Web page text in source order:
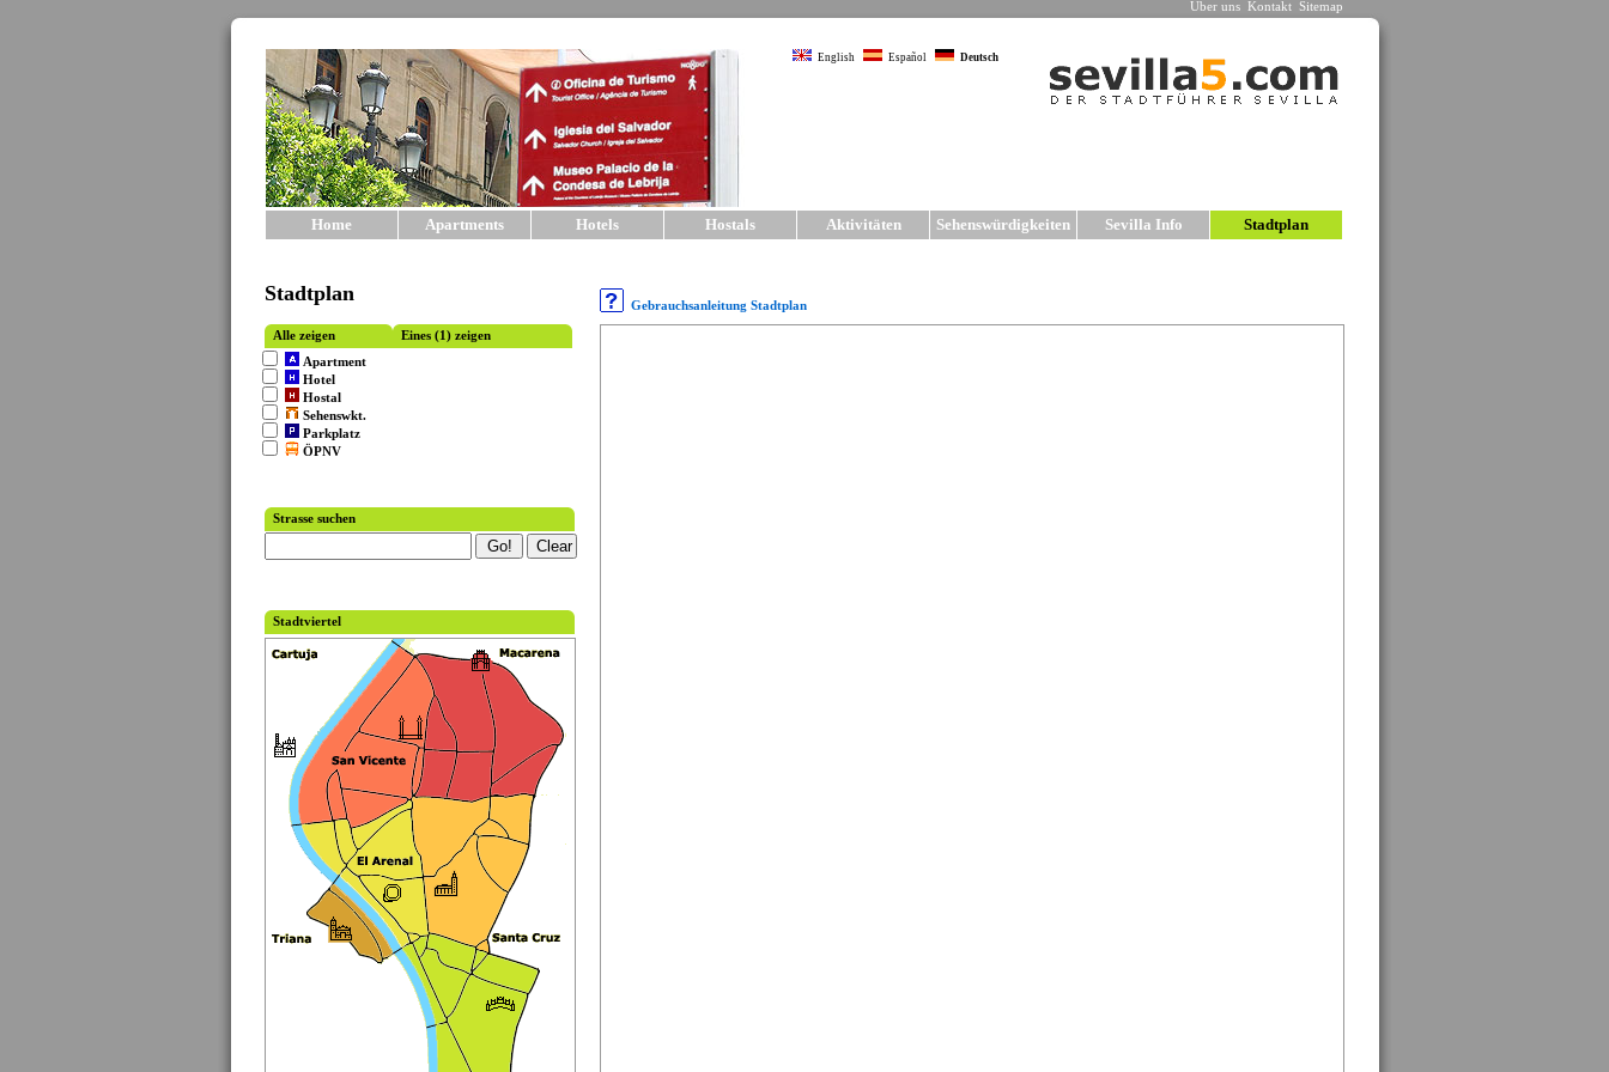
Über uns Kontakt Sitemap
English Español Deutsch
Home Apartments Hotels Hostals Aktivitäten Sehenswürdigkeiten Sevilla Info Stadtplan
Stadtplan
Gebrauchsanleitung Stadtplan
Alle zeigen
Eines (1) zeigen
Apartment
Hotel
Hostal
Sehenswkt.
Parkplatz
ÖPNV
Strasse suchen
Stadtviertel